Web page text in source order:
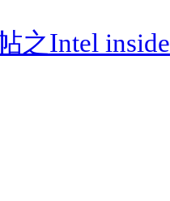
之Intel inside